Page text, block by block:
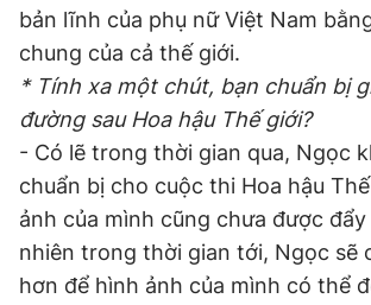
bản lĩnh của phụ nữ Việt Nam
chung của cả thế giới.
* Tính xa một chút, bạn chuẩn bị
đường sau Hoa hậu Thế giới?
- Có lẽ trong thời gian qua, Ngọc
chuẩn bị cho cuộc thi Hoa hậu
ảnh của mình cũng chưa được
nhiên trong thời gian tới, Ngọc sẽ
hơn để hình ảnh của mình có thể